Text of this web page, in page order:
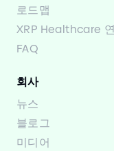
로드맵
XRP Healthcare
FAQ
회사
뉴스
블로그
미디어